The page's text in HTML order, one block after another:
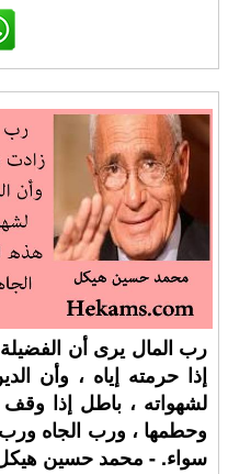
رب المال يرى أن
إذا حرمته إياه ، وأن
لشهواته ، باطل إذا
وحطمها ، ورب الجاه
سواء. - محمد حسين